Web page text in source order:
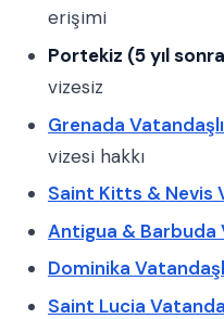
erişimi
Portekiz (5 yıl
vizesiz
Grenada
vizesi hakkı
Saint Kitts & Nevis
Antigua & Barbuda
Dominika
Saint Lucia